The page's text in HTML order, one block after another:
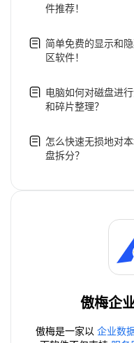
件推荐！
简单免费的显示和
区软件！
电脑如何对磁盘进
和碎片整理？
怎么快速无损地对
盘拆分？
傲梅企
傲梅是一家以 企业数